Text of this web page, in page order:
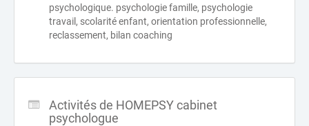
psychologique. psychologie famille, psychologie
travail, scolarité enfant, orientation professionnelle,
reclassement, bilan coaching
Activités de HOMEPSY cabinet
psychologue